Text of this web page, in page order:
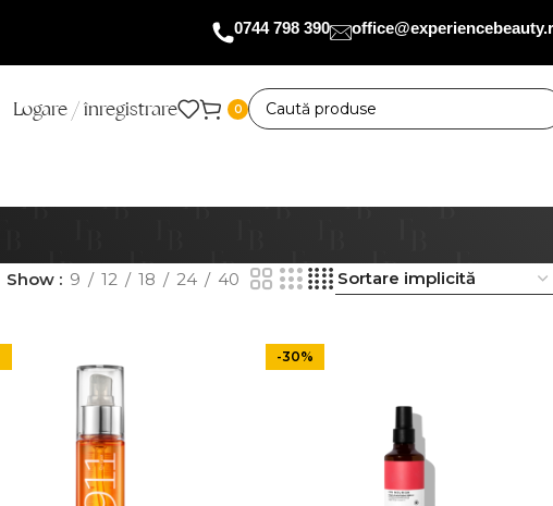
0744 798 390
Logare / înregistrare 0
Show 9 12 18 24 40
-30%